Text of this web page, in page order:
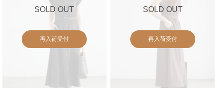
SOLD OUT
再入荷受付
SOLD OUT
再入荷受付